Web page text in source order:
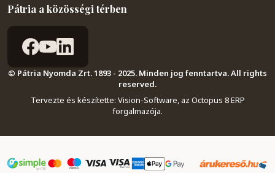
Pátria a közösségi térben
© Pátria Nyomda Zrt. 1893 - 2025. Minden jog fenntartva. All rights
reserved.
Tervezte és készítette: Vision-Software, az Octopus 8 ERP
forgalmazója.